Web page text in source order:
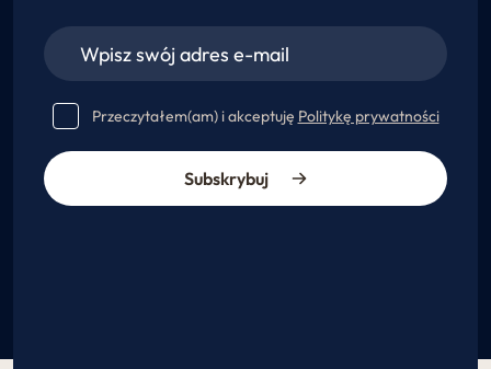
Przeczytałem(am) i akceptuję Politykę prywatności
Subskrybuj